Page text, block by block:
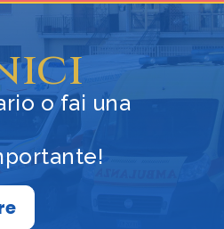
o fai una